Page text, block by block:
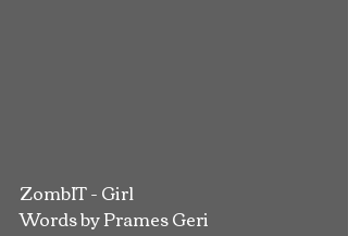
ZombIT - Girl
Words by Prames Geri